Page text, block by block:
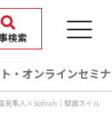
検索
‧オンラインセミ
見隼人×Sofirah｜壁画ネイル